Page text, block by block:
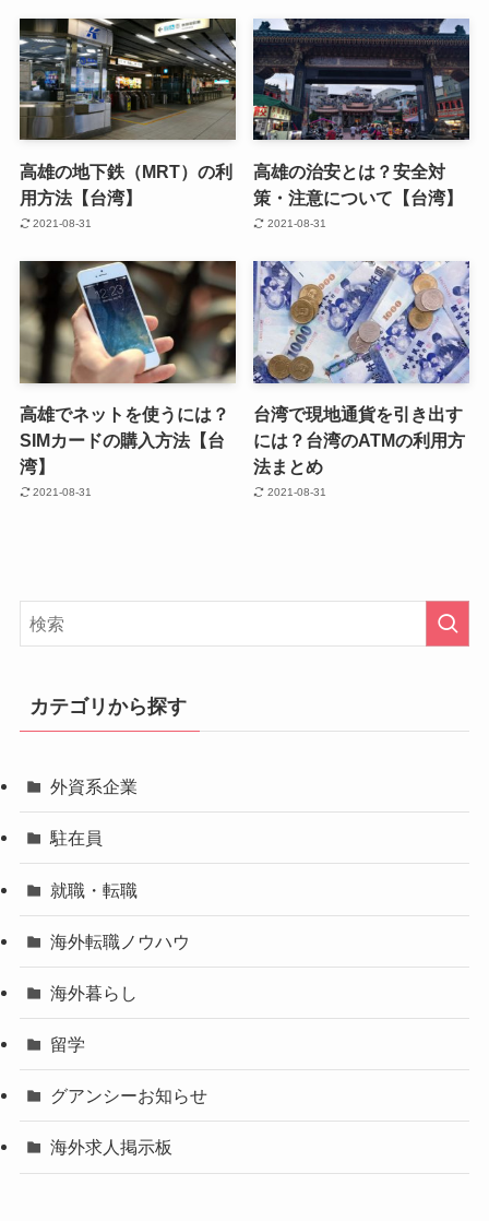
高雄の地下鉄（MRT）の利
用方法【台湾】
2021-08-31
高雄の治安とは？安全対
策・注意について【台湾】
2021-08-31
高雄でネットを使うには？
SIMカードの購入方法【台
湾】
2021-08-31
台湾で現地通貨を引き出す
には？台湾のATMの利用方
法まとめ
2021-08-31
カテゴリから探す
外資系企業
駐在員
就職・転職
海外転職ノウハウ
海外暮らし
留学
グアンシーお知らせ
海外求人掲示板